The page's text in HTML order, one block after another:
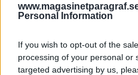
Personal Information
If you wish to opt-out of the
processing of your personal or
targeted advertising by us,
Svensk artist åtalas.
sin inkomst 2022 och
skattebrott. Enligt